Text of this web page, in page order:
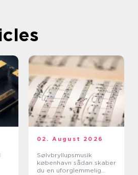
02. August 2026
Sølvbryllupsmusik
københavn sådan skaber
du en uforglemmelig